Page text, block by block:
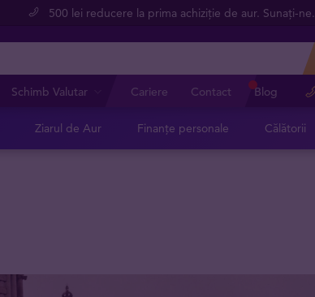
500 lei reducere la prima achiziție de aur. Sunați-ne.
Schimb Valutar Cariere Contact Blog
Ziarul de Aur Finanțe personale Călătorii